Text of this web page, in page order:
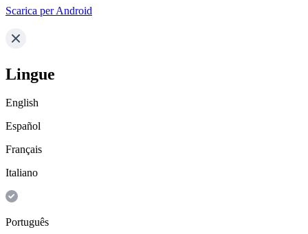
Scarica per Android
Lingue
English
Español
Français
Italiano
Português